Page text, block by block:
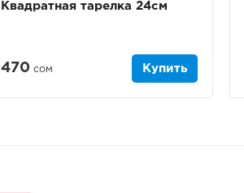
Квадратная тарелка 24см
470 сом Купить